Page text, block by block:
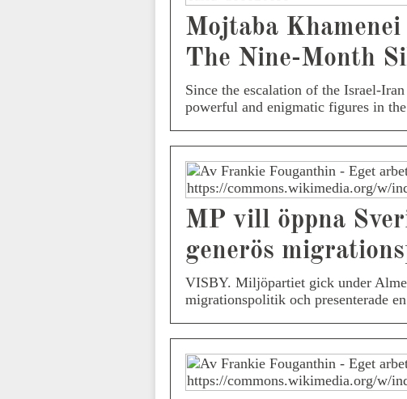
Mojtaba
The Nine-Month
Since the escalation of the Israel-
powerful and enigmatic figures in
MP vill öppna
generös
VISBY. Miljöpartiet gick under
migrationspolitik och presenterade